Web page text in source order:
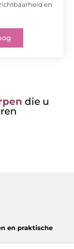
en
die u
en praktische